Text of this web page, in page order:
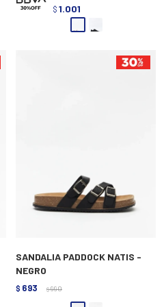
$ 1.001
SANDALIA PADDOCK NATIS -
NEGRO
$ 693 $ 990